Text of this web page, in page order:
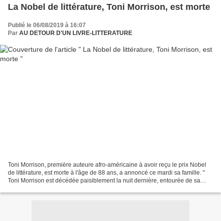
La Nobel de littérature, Toni Morrison, est morte
Publié le 06/08/2019 à 16:07
Par AU DETOUR D'UN LIVRE-LITTERATURE
Toni Morrison, première auteure afro-américaine à avoir reçu le prix Nobel
de littérature, est morte à l'âge de 88 ans, a annoncé ce mardi sa famille. "
Toni Morrison est décédée paisiblement la nuit dernière, entourée de sa